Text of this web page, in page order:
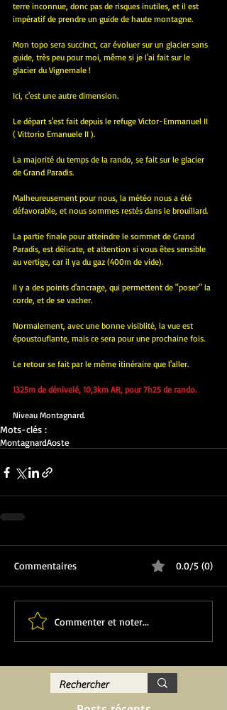
terre inconnue, donc pas de risques inutiles, et il est
impératif de prendre un guide de haute montagne.
Mon topo sera succinct, car évoluer sur un glacier sans
guide, très peu pour moi, même si je l'ai fait sur le
glacier du Vignemale !
Ici, c'est une autre dimension.
Le départ s'est fait depuis le refuge Victor-Emmanuel II
( Vittorio Emanuele II ).
La majorité du temps de la rando, se fait sur le glacier
de Grand Paradis.
Malheureusement pour nous, la météo nous a été
défavorable, et nous sommes restés dans le brouillard.
La partie finale pour atteindre le sommet de Grand
Paradis, est délicate, et attention si vous êtes sensible
au vertige, car il ya du gaz (400m de vide).
Il y a des points d'ancrage, qui permettent de "poser" la
corde, et de se vacher.
Normalement, avec une bonne visiblité, la vue est
époustouflante, mais ce sera pour une prochaine fois.
Le retour se fait par le même itinéraire que l'aller.
1325m de dénivelé, 10,3km AR, pour 7h25 de rando.
Niveau Montagnard.
Mots-clés :
MontagnardAoste
Commentaires 0.0/5 (0)
Commenter et noter...